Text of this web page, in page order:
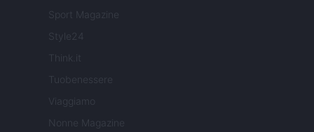
Sport Magazine
Style24
Think.it
Tuobenessere
Viaggiamo
Nonne Magazine